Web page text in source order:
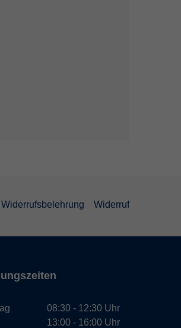
Widerrufsbelehrung Widerruf
08:30 - 12:30 Uhr
13:00 - 16:00 Uhr